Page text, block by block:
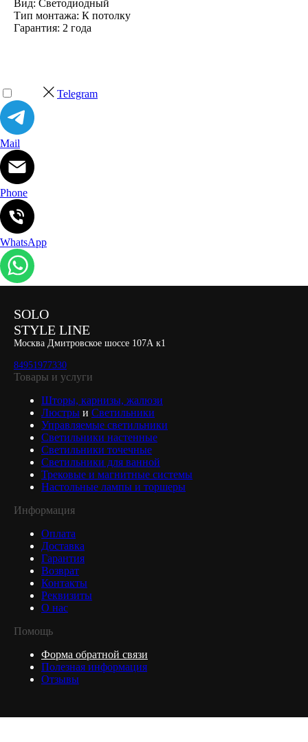
Вид: Светодиодный
Тип монтажа: К потолку
Гарантия: 2 года
Telegram
Mail
Phone
WhatsApp
SOLO
STYLE LINE
Москва Дмитровское шоссе 107А к1
84951977330
Товары и услуги
Шторы, карнизы, жалюзи
Люстры и Светильники
Управляемые светильники
Светильники настенные
Светильники точечные
Светильники для ванной
Трековые и магнитные системы
Настольные лампы и торшеры
Информация
Оплата
Доставка
Гарантия
Возврат
Контакты
Реквизиты
О нас
Помощь
Форма обратной связи
Полезная информация
Отзывы